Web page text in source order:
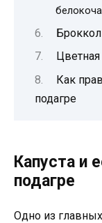
Цветная
Как
подагре
Капуста и
подагре
Одно из